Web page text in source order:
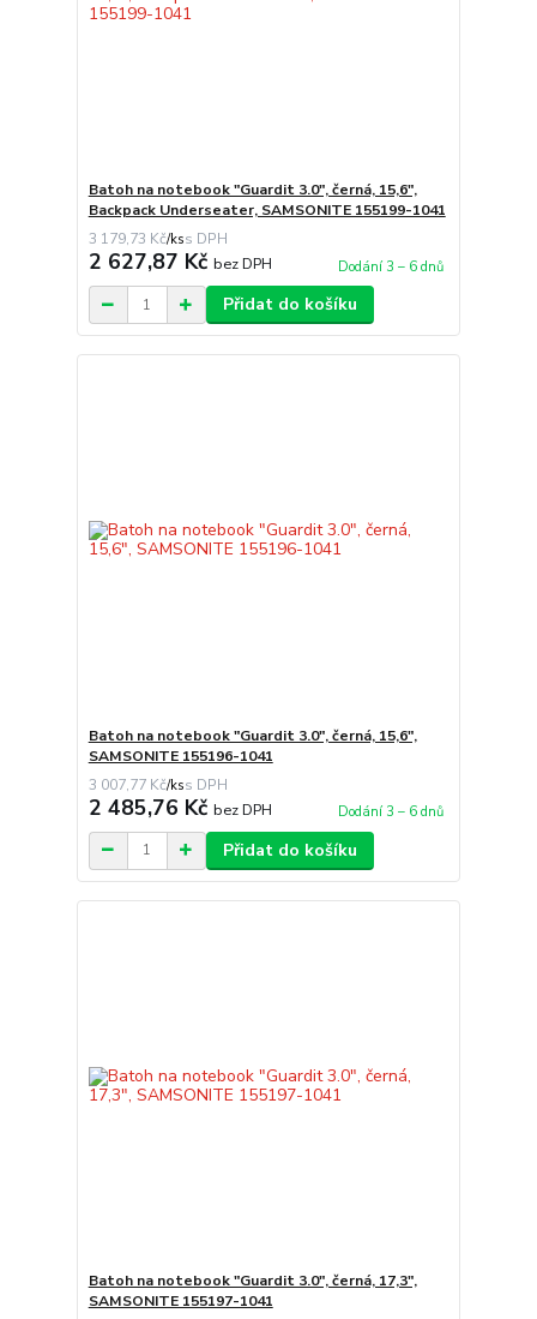
Batoh na notebook "Guardit 3.0", černá, 15,6",
Backpack Underseater, SAMSONITE 155199-1041
3 179,73 Kč/ks
2 627,87 Kč bez DPH Dodání 3 – 6 dnů
Přidat do košíku
Batoh na notebook "Guardit 3.0", černá, 15,6",
SAMSONITE 155196-1041
3 007,77 Kč/ks
2 485,76 Kč bez DPH Dodání 3 – 6 dnů
Přidat do košíku
Batoh na notebook "Guardit 3.0", černá, 17,3",
SAMSONITE 155197-1041